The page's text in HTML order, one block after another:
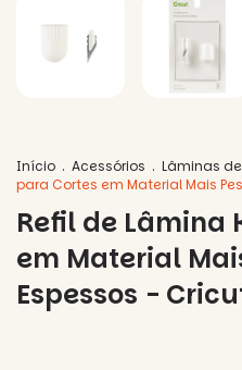
Início . Acessórios . Lâminas
para Cortes em Material Mais
Refil de Lâmina
em Material
Espessos -